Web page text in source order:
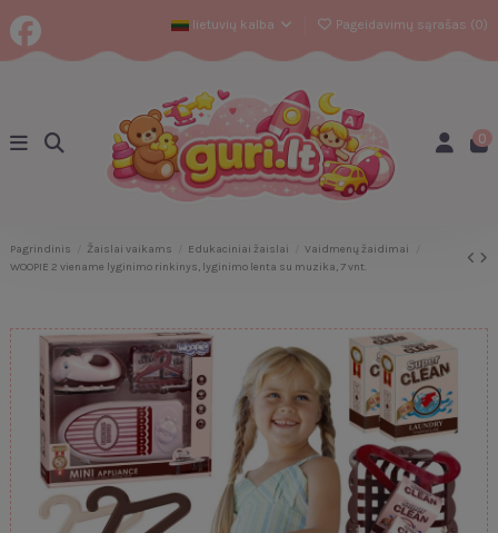
lietuvių kalba Pageidavimų sąrašas (0)
0
Pagrindinis Žaislai vaikams Edukaciniai žaislai
Vaidmenų žaidimai
WOOPIE 2 viename lyginimo rinkinys, lyginimo lenta su muzika, 7 vnt.